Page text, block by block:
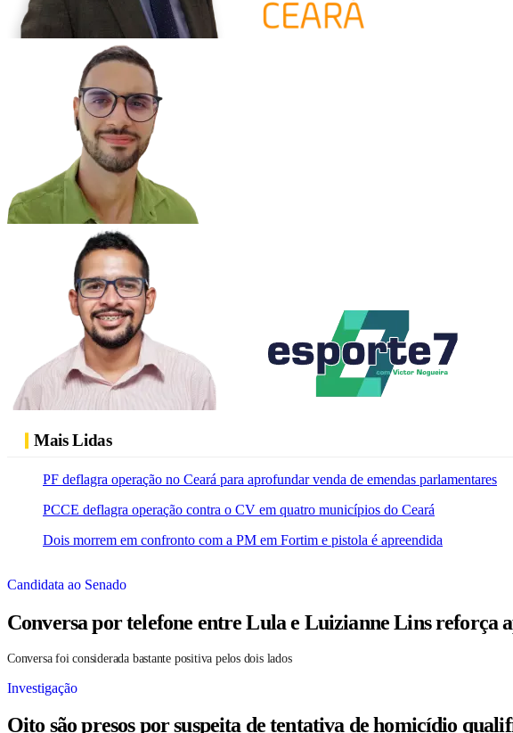
Mais Lidas
PF deflagra operação no Ceará para aprofundar venda de emendas parlamentares
PCCE deflagra operação contra o CV em quatro municípios do Ceará
Dois morrem em confronto com a PM em Fortim e pistola é apreendida
Candidata ao Senado
Conversa por telefone entre Lula e Luizianne Lins reforça
Conversa foi considerada bastante positiva pelos dois lados
Investigação
Oito são presos por suspeita de tentativa de homicídio